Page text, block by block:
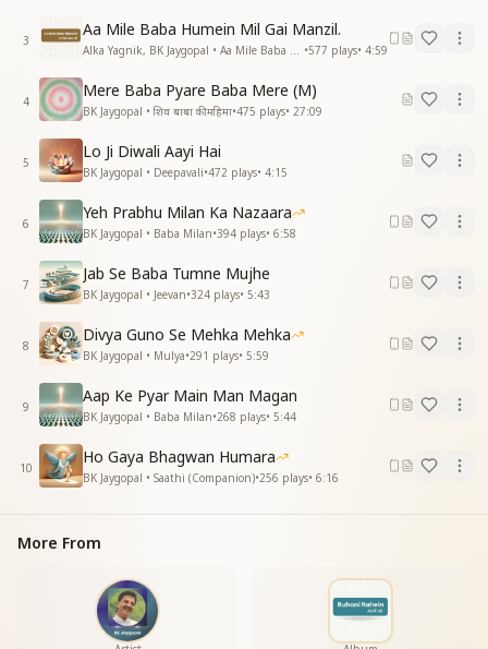
तुमसे मिली है बाबा राहे हमे रूहानी
तुमसे मिली है बाबा राहे हमे रूहानी
नयनों में अब तो स्वर्णिम नजारे
सुख भरा जीवन चमके सितारे
हमको बना रहे हो
हमको बना रहे हो
अपने समान दानी
तुमसे मिली है बाबा राहे हमे रूहानी
तुमसे मिली है बाबा राहे हमे रूहानी
तुमसे मिली है बाबा राहे हमे रूहानी
तुमसे मिली है बाबा राहे हमे रूहानी
तुमसे मिली है बाबा राहे हमे रूहानी
—----------------------------------
3
Aa Mile Baba Humein Mil Gai Manzil.
•577 plays• 4:59
4
Mere Baba Pyare Baba Mere (M)
BK Jaygopal • शिव बाबा की महिमा•475 plays• 27:09
5
Lo Ji Diwali Aayi Hai
BK Jaygopal • Deepavali•472 plays• 4:15
6
Yeh Prabhu Milan Ka Nazaara
BK Jaygopal • Baba Milan•394 plays• 6:58
7
Jab Se Baba Tumne Mujhe
BK Jaygopal • Jeevan•324 plays• 5:43
8
Divya Guno Se Mehka Mehka
BK Jaygopal • Mulya•291 plays• 5:59
9
Aap Ke Pyar Main Man Magan
BK Jaygopal • Baba Milan•268 plays• 5:44
10
Ho Gaya Bhagwan Humara
BK Jaygopal • Saathi (Companion)•256 plays• 6:16
More From